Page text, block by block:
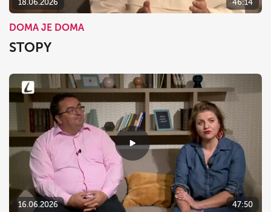
18.06.2026 46:14
DOMA JE DOMA
STOPY
16.06.2026 47:50